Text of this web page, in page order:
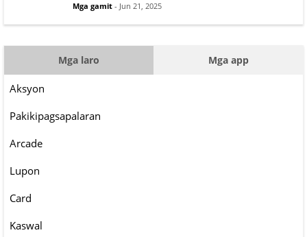
Mga gamit - Jun 21, 2025
Mga laro Mga app
Aksyon
Pakikipagsapalaran
Arcade
Lupon
Card
Kaswal